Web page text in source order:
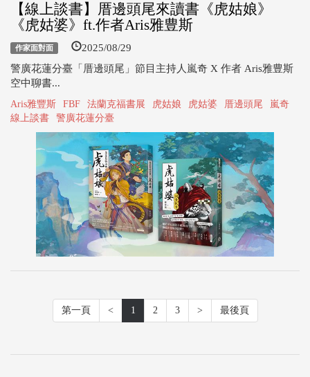
【線上談書】厝邊頭尾來讀書《虎姑娘》
《虎姑婆》ft.作者Aris雅豊斯
作家面對面 2025/08/29
警廣花蓮分臺「厝邊頭尾」節目主持人嵐奇 X 作者 Aris雅豊斯
空中聊書...
Aris雅豐斯 FBF 法蘭克福書展 虎姑娘 虎姑婆 厝邊頭尾
嵐奇
線上談書
警廣花蓮分臺
第一頁 < 1 2 3 > 最後頁